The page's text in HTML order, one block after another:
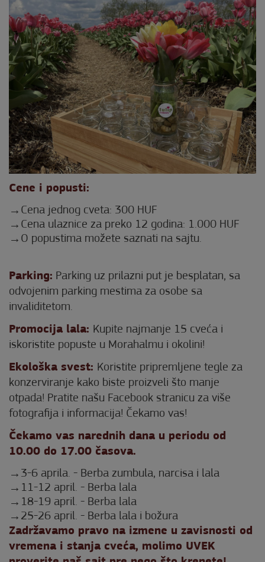
Cene i popusti:
Cena jednog cveta: 300 HUF
Cena ulaznice za preko 12 godina: 1.000 HUF
O popustima možete saznati na sajtu.
Parking: Parking uz prilazni put je besplatan, sa
odvojenim parking mestima za osobe sa
invaliditetom.
Promocija lala: Kupite najmanje 15 cveća i
iskoristite popuste u Morahalmu i okolini!
Ekološka svest: Koristite pripremljene tegle za
konzerviranje kako biste proizveli što manje
otpada! Pratite našu Facebook stranicu za više
fotografija i informacija! Čekamo vas!
Čekamo vas narednih dana u periodu od
10.00 do 17.00 časova.
3-6 aprila. - Berba zumbula, narcisa i lala
11-12 april. - Berba lala
18-19 april. - Berba lala
25-26 april. - Berba lala i božura
Zadržavamo pravo na izmene u zavisnosti od
vremena i stanja cveća, molimo UVEK